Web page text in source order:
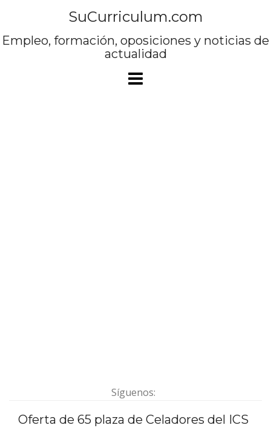
contenido
SuCurriculum.com
Empleo, formación, oposiciones y noticias de
actualidad
Síguenos:
Oferta de 65 plaza de Celadores del ICS